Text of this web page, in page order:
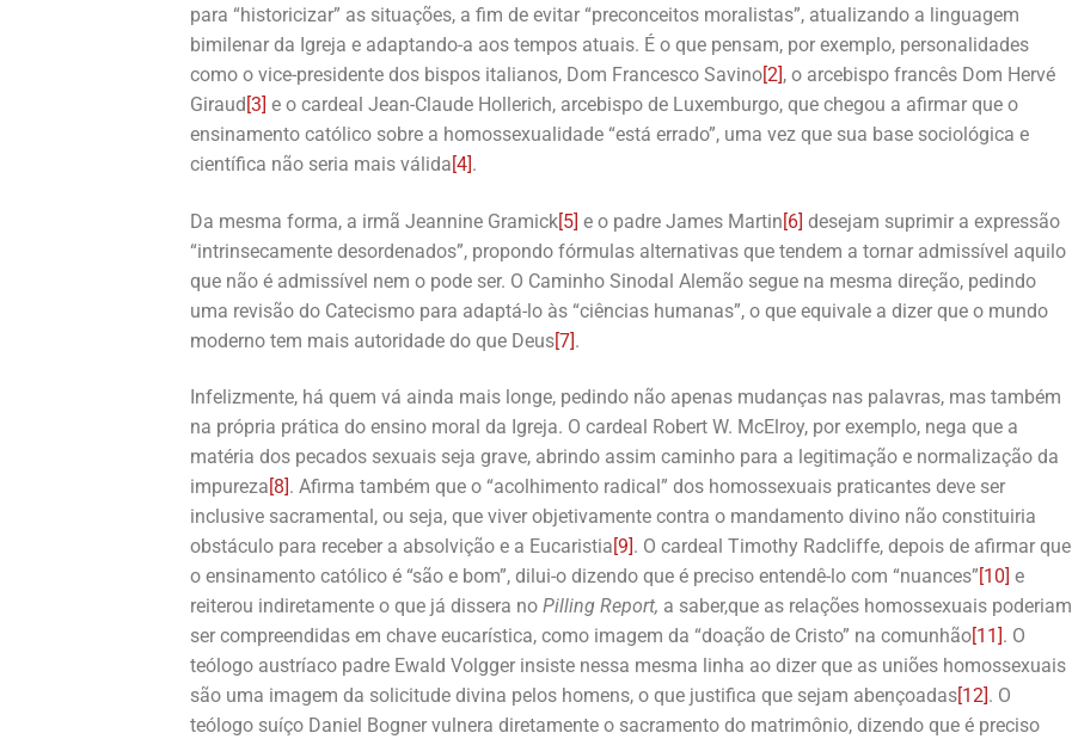
para “historicizar” as situações, a fim de evitar “preconceitos moralistas”, atualizando a linguagem
bimilenar da Igreja e adaptando-a aos tempos atuais. É o que pensam, por exemplo, personalidades
como o vice-presidente dos bispos italianos, Dom Francesco Savino[2], o arcebispo francês Dom Hervé
Giraud[3] e o cardeal Jean-Claude Hollerich, arcebispo de Luxemburgo, que chegou a afirmar que o
ensinamento católico sobre a homossexualidade “está errado”, uma vez que sua base sociológica e
científica não seria mais válida[4].
Da mesma forma, a irmã Jeannine Gramick[5] e o padre James Martin[6] desejam suprimir a expressão
“intrinsecamente desordenados”, propondo fórmulas alternativas que tendem a tornar admissível aquilo
que não é admissível nem o pode ser. O Caminho Sinodal Alemão segue na mesma direção, pedindo
uma revisão do Catecismo para adaptá-lo às “ciências humanas”, o que equivale a dizer que o mundo
moderno tem mais autoridade do que Deus[7].
Infelizmente, há quem vá ainda mais longe, pedindo não apenas mudanças nas palavras, mas também
na própria prática do ensino moral da Igreja. O cardeal Robert W. McElroy, por exemplo, nega que a
matéria dos pecados sexuais seja grave, abrindo assim caminho para a legitimação e normalização da
impureza [8] . Afirma também que o “acolhimento radical” dos homossexuais praticantes deve ser
inclusive sacramental, ou seja, que viver objetivamente contra o mandamento divino não constituiria
obstáculo para receber a absolvição e a Eucaristia [9] . O cardeal Timothy Radcliffe, depois de afirmar que
o ensinamento católico é “são e bom”, dilui-o dizendo que é preciso entendê-lo com “nuances” [10] e
reiterou indiretamente o que já dissera no Pilling Report, a saber,que as relações homossexuais poderiam
ser compreendidas em chave eucarística, como imagem da “doação de Cristo” na comunhão[11] . O
teólogo austríaco padre Ewald Volgger insiste nessa mesma linha ao dizer que as uniões homossexuais
são uma imagem da solicitude divina pelos homens, o que justifica que sejam abençoadas[12] . O
teólogo suíço Daniel Bogner vulnera diretamente o sacramento do matrimônio, dizendo que é preciso